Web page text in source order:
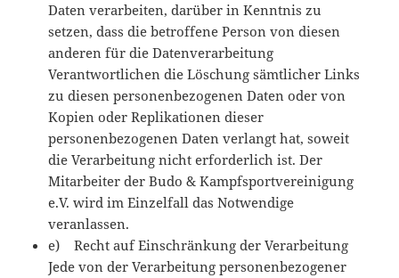
Daten verarbeiten, darüber in Kenntnis zu
setzen, dass die betroffene Person von diesen
anderen für die Datenverarbeitung
Verantwortlichen die Löschung sämtlicher Links
zu diesen personenbezogenen Daten oder von
Kopien oder Replikationen dieser
personenbezogenen Daten verlangt hat, soweit
die Verarbeitung nicht erforderlich ist. Der
Mitarbeiter der Budo & Kampfsportvereinigung
e.V. wird im Einzelfall das Notwendige
veranlassen.
e) Recht auf Einschränkung der Verarbeitung
Jede von der Verarbeitung personenbezogener